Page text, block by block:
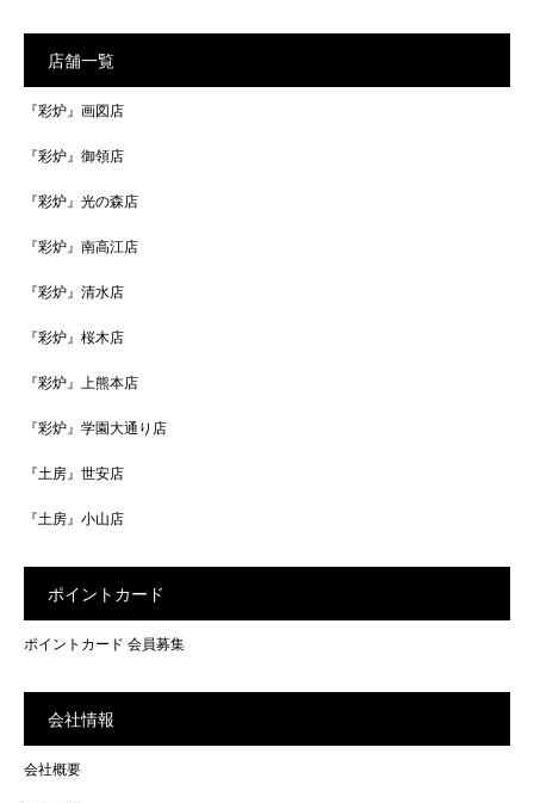
店舗一覧
『彩炉』画図店
『彩炉』御領店
『彩炉』光の森店
『彩炉』南高江店
『彩炉』清水店
『彩炉』桜木店
『彩炉』上熊本店
『彩炉』学園大通り店
『土房』世安店
『土房』小山店
ポイントカード
ポイントカード 会員募集
会社情報
会社概要